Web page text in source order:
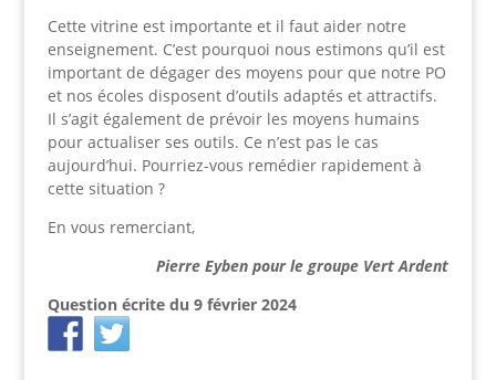
Cette vitrine est importante et il faut aider notre
enseignement. C’est pourquoi nous estimons qu’il est
important de dégager des moyens pour que notre PO
et nos écoles disposent d’outils adaptés et attractifs.
Il s’agit également de prévoir les moyens humains
pour actualiser ses outils. Ce n’est pas le cas
aujourd’hui. Pourriez-vous remédier rapidement à
cette situation ?
En vous remerciant,
Pierre Eyben pour le groupe Vert Ardent
Question écrite du 9 février 2024